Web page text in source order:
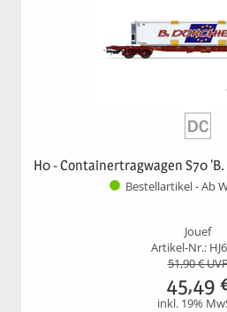
H0 - Containertragwagen S70 'B.
Bestellartikel - Ab
Jouef
Artikel-Nr.:
51,90€
45,49
inkl. 19%